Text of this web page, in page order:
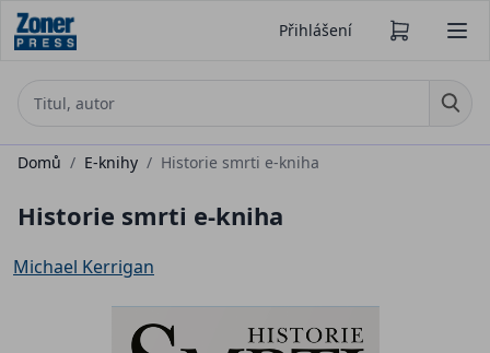
Přihlášení
Domů / E-knihy / Historie smrti e-kniha
Historie smrti e-kniha
Michael Kerrigan